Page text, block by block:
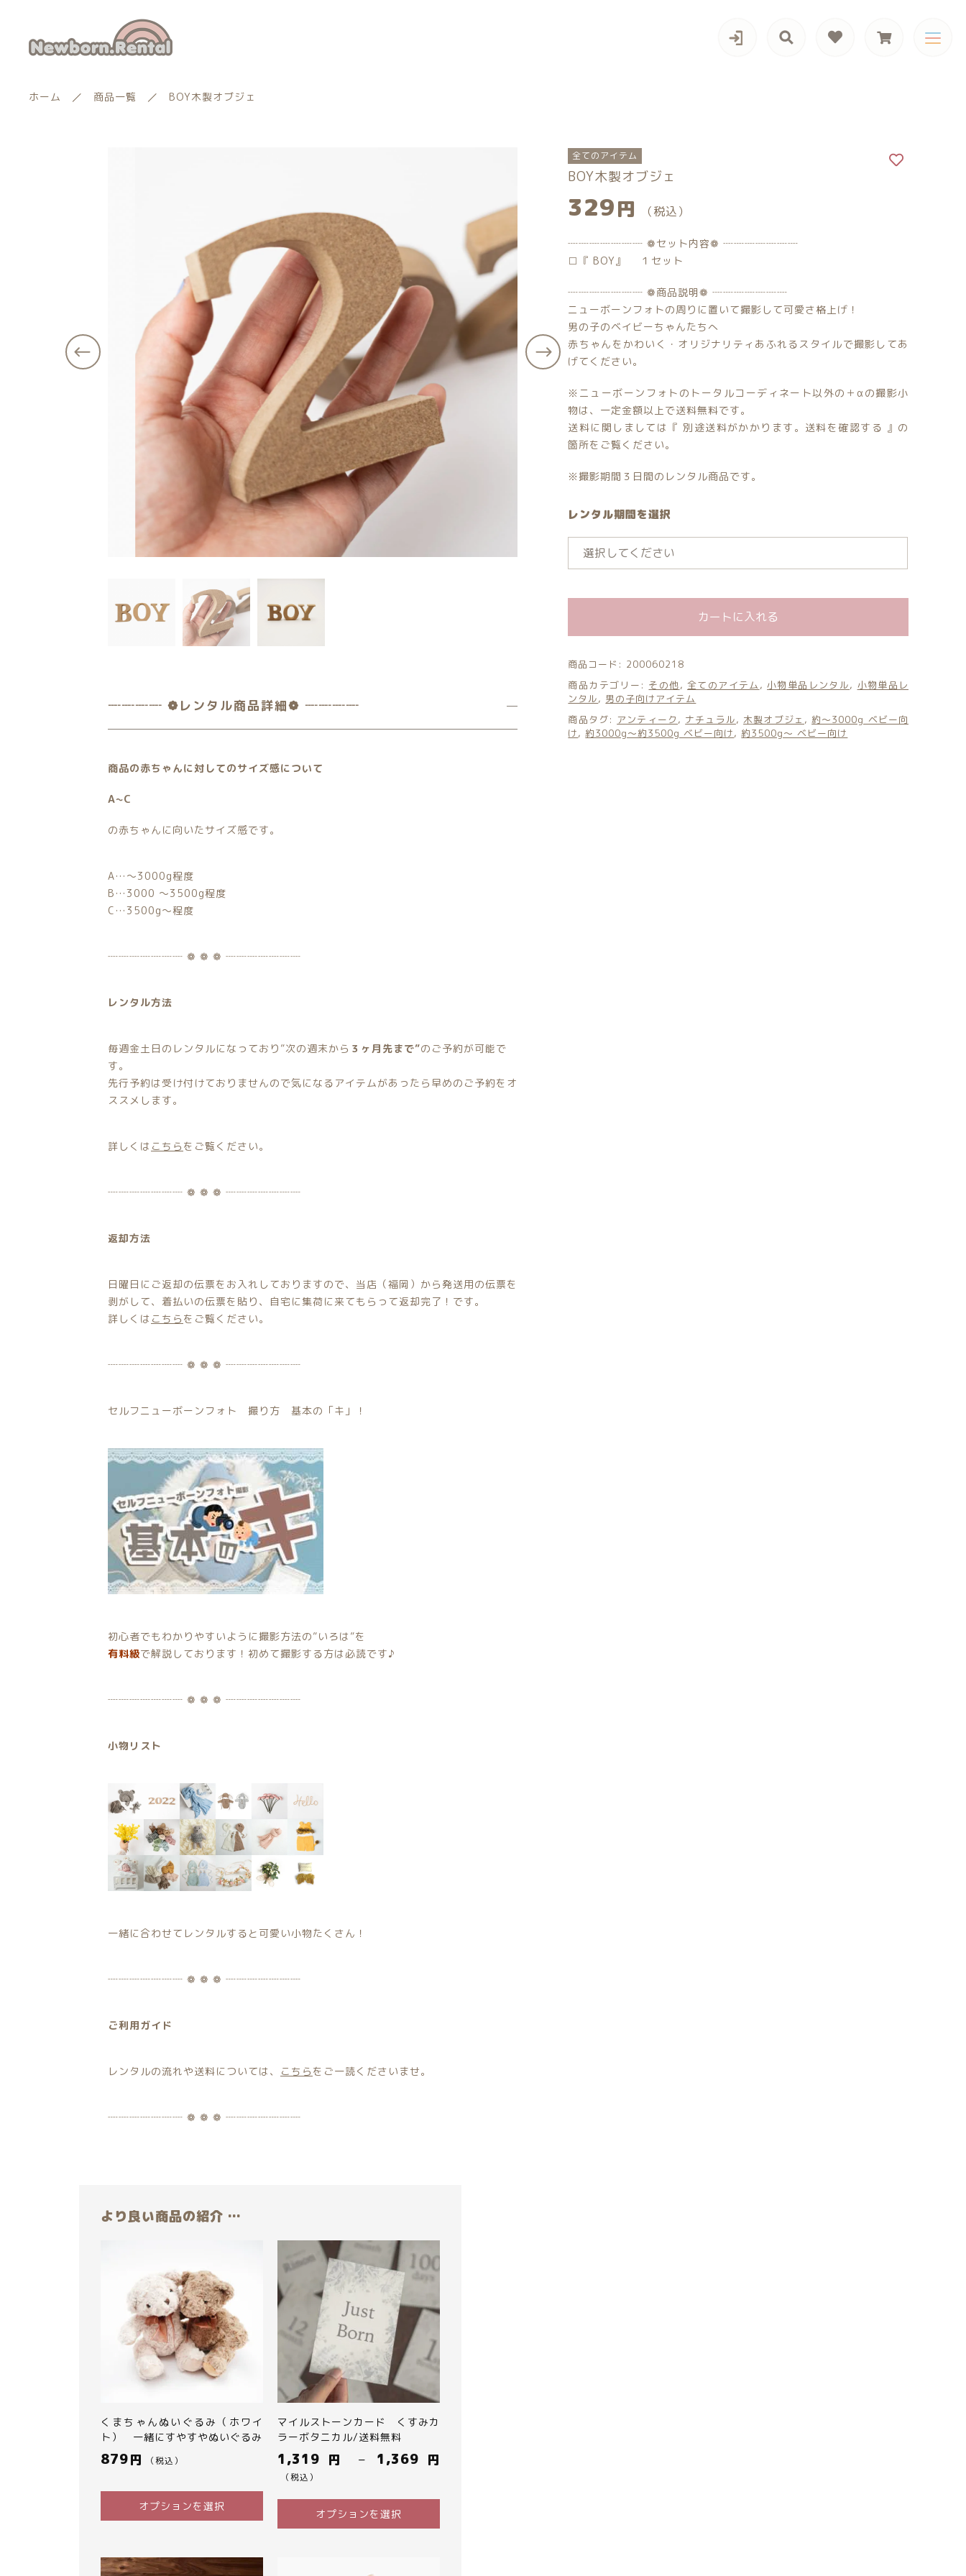
ホーム 商品一覧 BOY木製オブジェ
┈┈┈┈ ❁レンタル商品詳細❁ ┈┈┈┈
商品の赤ちゃんに対してのサイズ感について
A~C
の赤ちゃんに向いたサイズ感です。
A…〜3000g程度
B…3000 〜3500g程度
C…3500g〜程度
┈┈┈┈┈┈┈ ❁ ❁ ❁ ┈┈┈┈┈┈┈
レンタル方法
毎週金土日のレンタルになっており”次の週末から ３ヶ月先まで”のご予約が可能で
す。
先行予約は受け付けておりませんので気になるアイテムがあったら早めのご予約をオ
ススメします。
詳しくは こちら をご覧ください。
┈┈┈┈┈┈┈ ❁ ❁ ❁ ┈┈┈┈┈┈┈
返却方法
日曜日にご返却の伝票をお入れしておりますので、当店（福岡）から発送用の伝票を
剥がして、着払いの伝票を貼り、自宅に集荷に来てもらって返却完了！です。
詳しくは こちら をご覧ください。
┈┈┈┈┈┈┈ ❁ ❁ ❁ ┈┈┈┈┈┈┈
セルフニューボーンフォト 撮り方 基本の「キ」！
初心者でもわかりやすいように撮影方法の”いろは”を
有料級で解説しております！初めて撮影する方は必読です♪
┈┈┈┈┈┈┈ ❁ ❁ ❁ ┈┈┈┈┈┈┈
小物リスト
一緒に合わせてレンタルすると可愛い小物たくさん！
┈┈┈┈┈┈┈ ❁ ❁ ❁ ┈┈┈┈┈┈┈
ご利用ガイド
レンタルの流れや送料については、 こちら をご一読くださいませ。
┈┈┈┈┈┈┈ ❁ ❁ ❁ ┈┈┈┈┈┈┈
全てのアイテム
BOY木製オブジェ
329円 （税込）
┈┈┈┈┈┈┈ ❁セット内容❁ ┈┈┈┈┈┈┈
□『 BOY』 １セット
┈┈┈┈┈┈┈ ❁商品説明❁ ┈┈┈┈┈┈┈
ニューボーンフォトの周りに置いて撮影して可愛さ格上げ！
男の子のベイビーちゃんたちへ
赤ちゃんをかわいく・オリジナリティあふれるスタイルで撮影してあ
げてください。
※ニューボーンフォトのトータルコーディネート以外の＋αの撮影小
物は、一定金額以上で送料無料です。
送料に関しましては『 別途送料がかかります。送料を確認する 』の
箇所をご覧ください。
※撮影期間３日間のレンタル商品です。
レンタル期間を選択
カートに入れる
商品コード: 200060218
商品カテゴリー: その他, 全てのアイテム ,小物単品レンタル, 小物単品レ
ンタル, 男の子向けアイテム
商品タグ: アンティーク , ナチュラル,木製オブジェ ,約〜3000g ベビー向
け,約3000g〜約3500g ベビー向け,約3500g〜 ベビー向け
より良い商品の紹介 …
くまちゃんぬいぐるみ（ホワイ
ト） 一緒にすやすやぬいぐるみ
879円 （税込）
オプションを選択
マイルストーンカード くすみカ
ラーボタニカル/送料無料
1,319 円 – 1,369 円
（税込）
オプションを選択
カートに商品を追加しました
レンタル期間を選択
数量
ショッピングを続ける
トータルコーディネートセット 男の子向けアイテム
小物単品レンタル 女の子向けアイテム
最近チェックした商品
ご利用ガイド/送料
当店について
よくある質問
プライバシーポリシー
特定商取引法に基づく表記
お問い合わせ
親カテゴリー 子カテゴリー
価格帯
～
その他
在庫あり セール
並び順